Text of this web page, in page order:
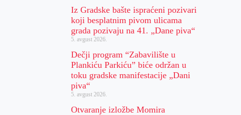
Iz Gradske bašte ispraćeni pozivari
koji besplatnim pivom ulicama
grada pozivaju na 41. „Dane piva“
5. avgust 2026.
Dečji program “Zabavilište u
Plankiću Parkiću” biće održan u
toku gradske manifestacije „Dani
piva“
5. avgust 2026.
Otvaranje izložbe Momira